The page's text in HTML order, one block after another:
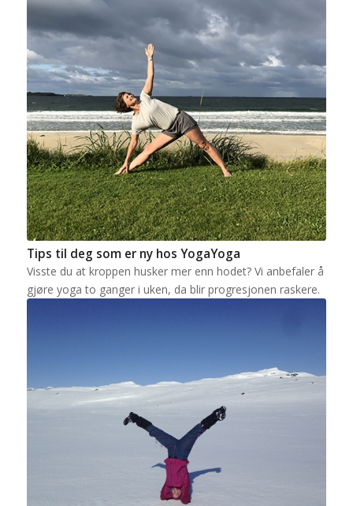
Tips til deg som er ny hos YogaYoga
Visste du at kroppen husker mer enn hodet? Vi anbefaler å
gjøre yoga to ganger i uken, da blir progresjonen raskere.